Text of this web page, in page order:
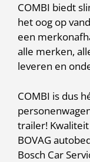
COMBI biedt
het oog op
een
alle merken,
leveren en
COMBI is dus
trailer!
BOVAG
Bosch Car